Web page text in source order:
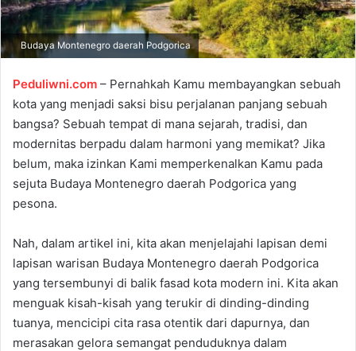
l
Budaya Montenegro daerah Podgorica
Peduliwni.com – Pernahkah Kamu membayangkan sebuah
kota yang menjadi saksi bisu perjalanan panjang sebuah
bangsa? Sebuah tempat di mana sejarah, tradisi, dan
modernitas berpadu dalam harmoni yang memikat? Jika
belum, maka izinkan Kami memperkenalkan Kamu pada
sejuta Budaya Montenegro daerah Podgorica yang
pesona.
Nah, dalam artikel ini, kita akan menjelajahi lapisan demi
lapisan warisan Budaya Montenegro daerah Podgorica
yang tersembunyi di balik fasad kota modern ini. Kita akan
menguak kisah-kisah yang terukir di dinding-dinding
tuanya, mencicipi cita rasa otentik dari dapurnya, dan
merasakan gelora semangat penduduknya dalam